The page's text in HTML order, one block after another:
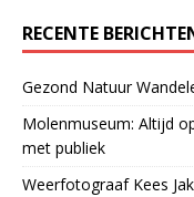
RECENTE
Gezond Natuur
Molenmuseum: Altijd
met publiek
Weerfotograaf Kees